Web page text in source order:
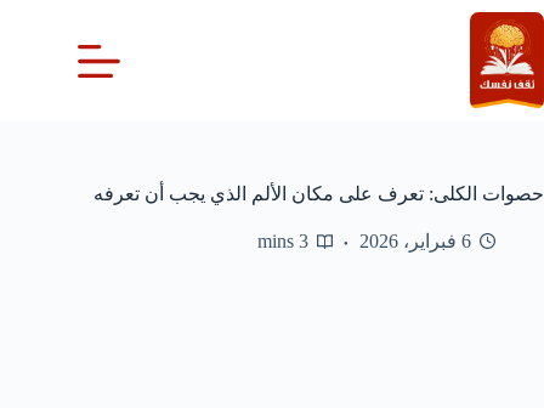
التجاوز
إلى
المحتوى
حصوات الكلى: تعرف على مكان الألم الذي يجب أن تعرفه
6 فبراير، 2026 3 mins